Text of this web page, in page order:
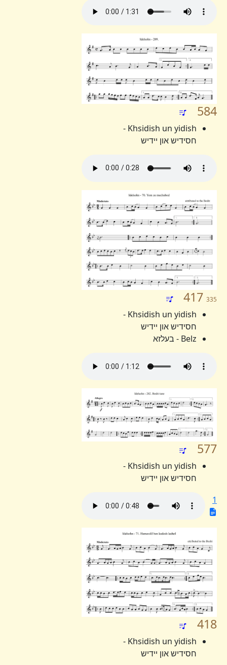
584
Khsidish un yidish -
חסידיש און יידיש
417 335
Khsidish un yidish -
חסידיש און יידיש
Belz - בעלזא
577
Khsidish un yidish -
חסידיש און יידיש
418
Khsidish un yidish -
חסידיש און יידיש